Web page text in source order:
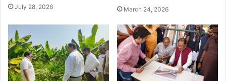
July 28, 2026 March 24, 2026